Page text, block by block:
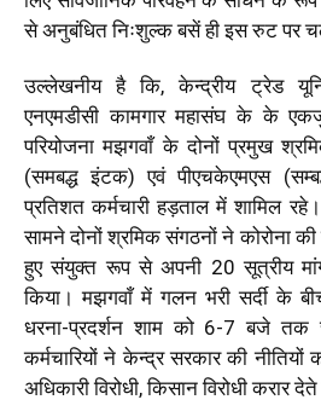
से अनुबंधित निःशुल्क बसें ही इस रुट पर
उल्लेखनीय है कि, केन्द्रीय ट्रेड
एनएमडीसी कामगार महासंघ के के
परियोजना मझगवाँ के दोनों प्रमुख
(समबद्ध इंटक) एवं पीएचकेएमएस
प्रतिशत कर्मचारी हड़ताल में शामिल
सामने दोनों श्रमिक संगठनों ने कोरोना
हुए संयुक्त रूप से अपनी 20 सूत्रीय
किया। मझगवाँ में गलन भरी सर्दी
धरना-प्रदर्शन शाम को 6-7 बजे तक
कर्मचारियों ने केन्द्र सरकार की नीतियों
अधिकारी विरोधी, किसान विरोधी करार